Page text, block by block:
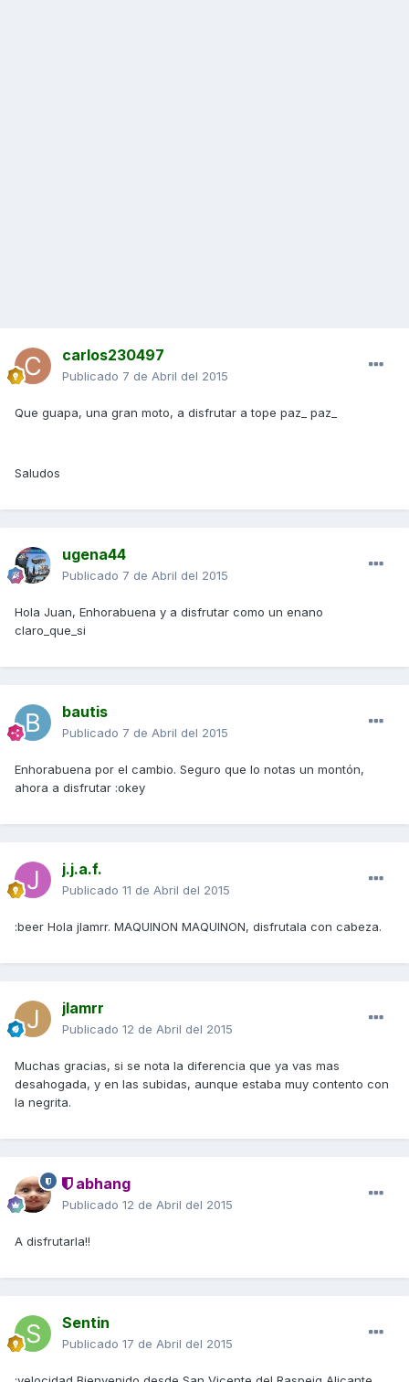
carlos230497
Publicado 7 de Abril del 2015
Que guapa, una gran moto, a disfrutar a tope paz_ paz_
Saludos
ugena44
Publicado 7 de Abril del 2015
Hola Juan, Enhorabuena y a disfrutar como un enano
claro_que_si
bautis
Publicado 7 de Abril del 2015
Enhorabuena por el cambio. Seguro que lo notas un montón,
ahora a disfrutar :okey
j.j.a.f.
Publicado 11 de Abril del 2015
:beer Hola jlamrr. MAQUINON MAQUINON, disfrutala con cabeza.
jlamrr
Publicado 12 de Abril del 2015
Muchas gracias, si se nota la diferencia que ya vas mas
desahogada, y en las subidas, aunque estaba muy contento con
la negrita.
abhang
Publicado 12 de Abril del 2015
A disfrutarla!!
Sentin
Publicado 17 de Abril del 2015